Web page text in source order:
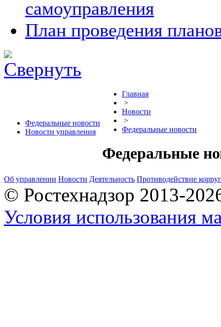
самоуправления
План проведения
Федеральные новости
Новости управления
Главная
>
Новости
>
Федеральные новости
Федеральные
Об управлении Новости Деятельность Противодействие
© Ростехнадзор 2013-
Условия использования